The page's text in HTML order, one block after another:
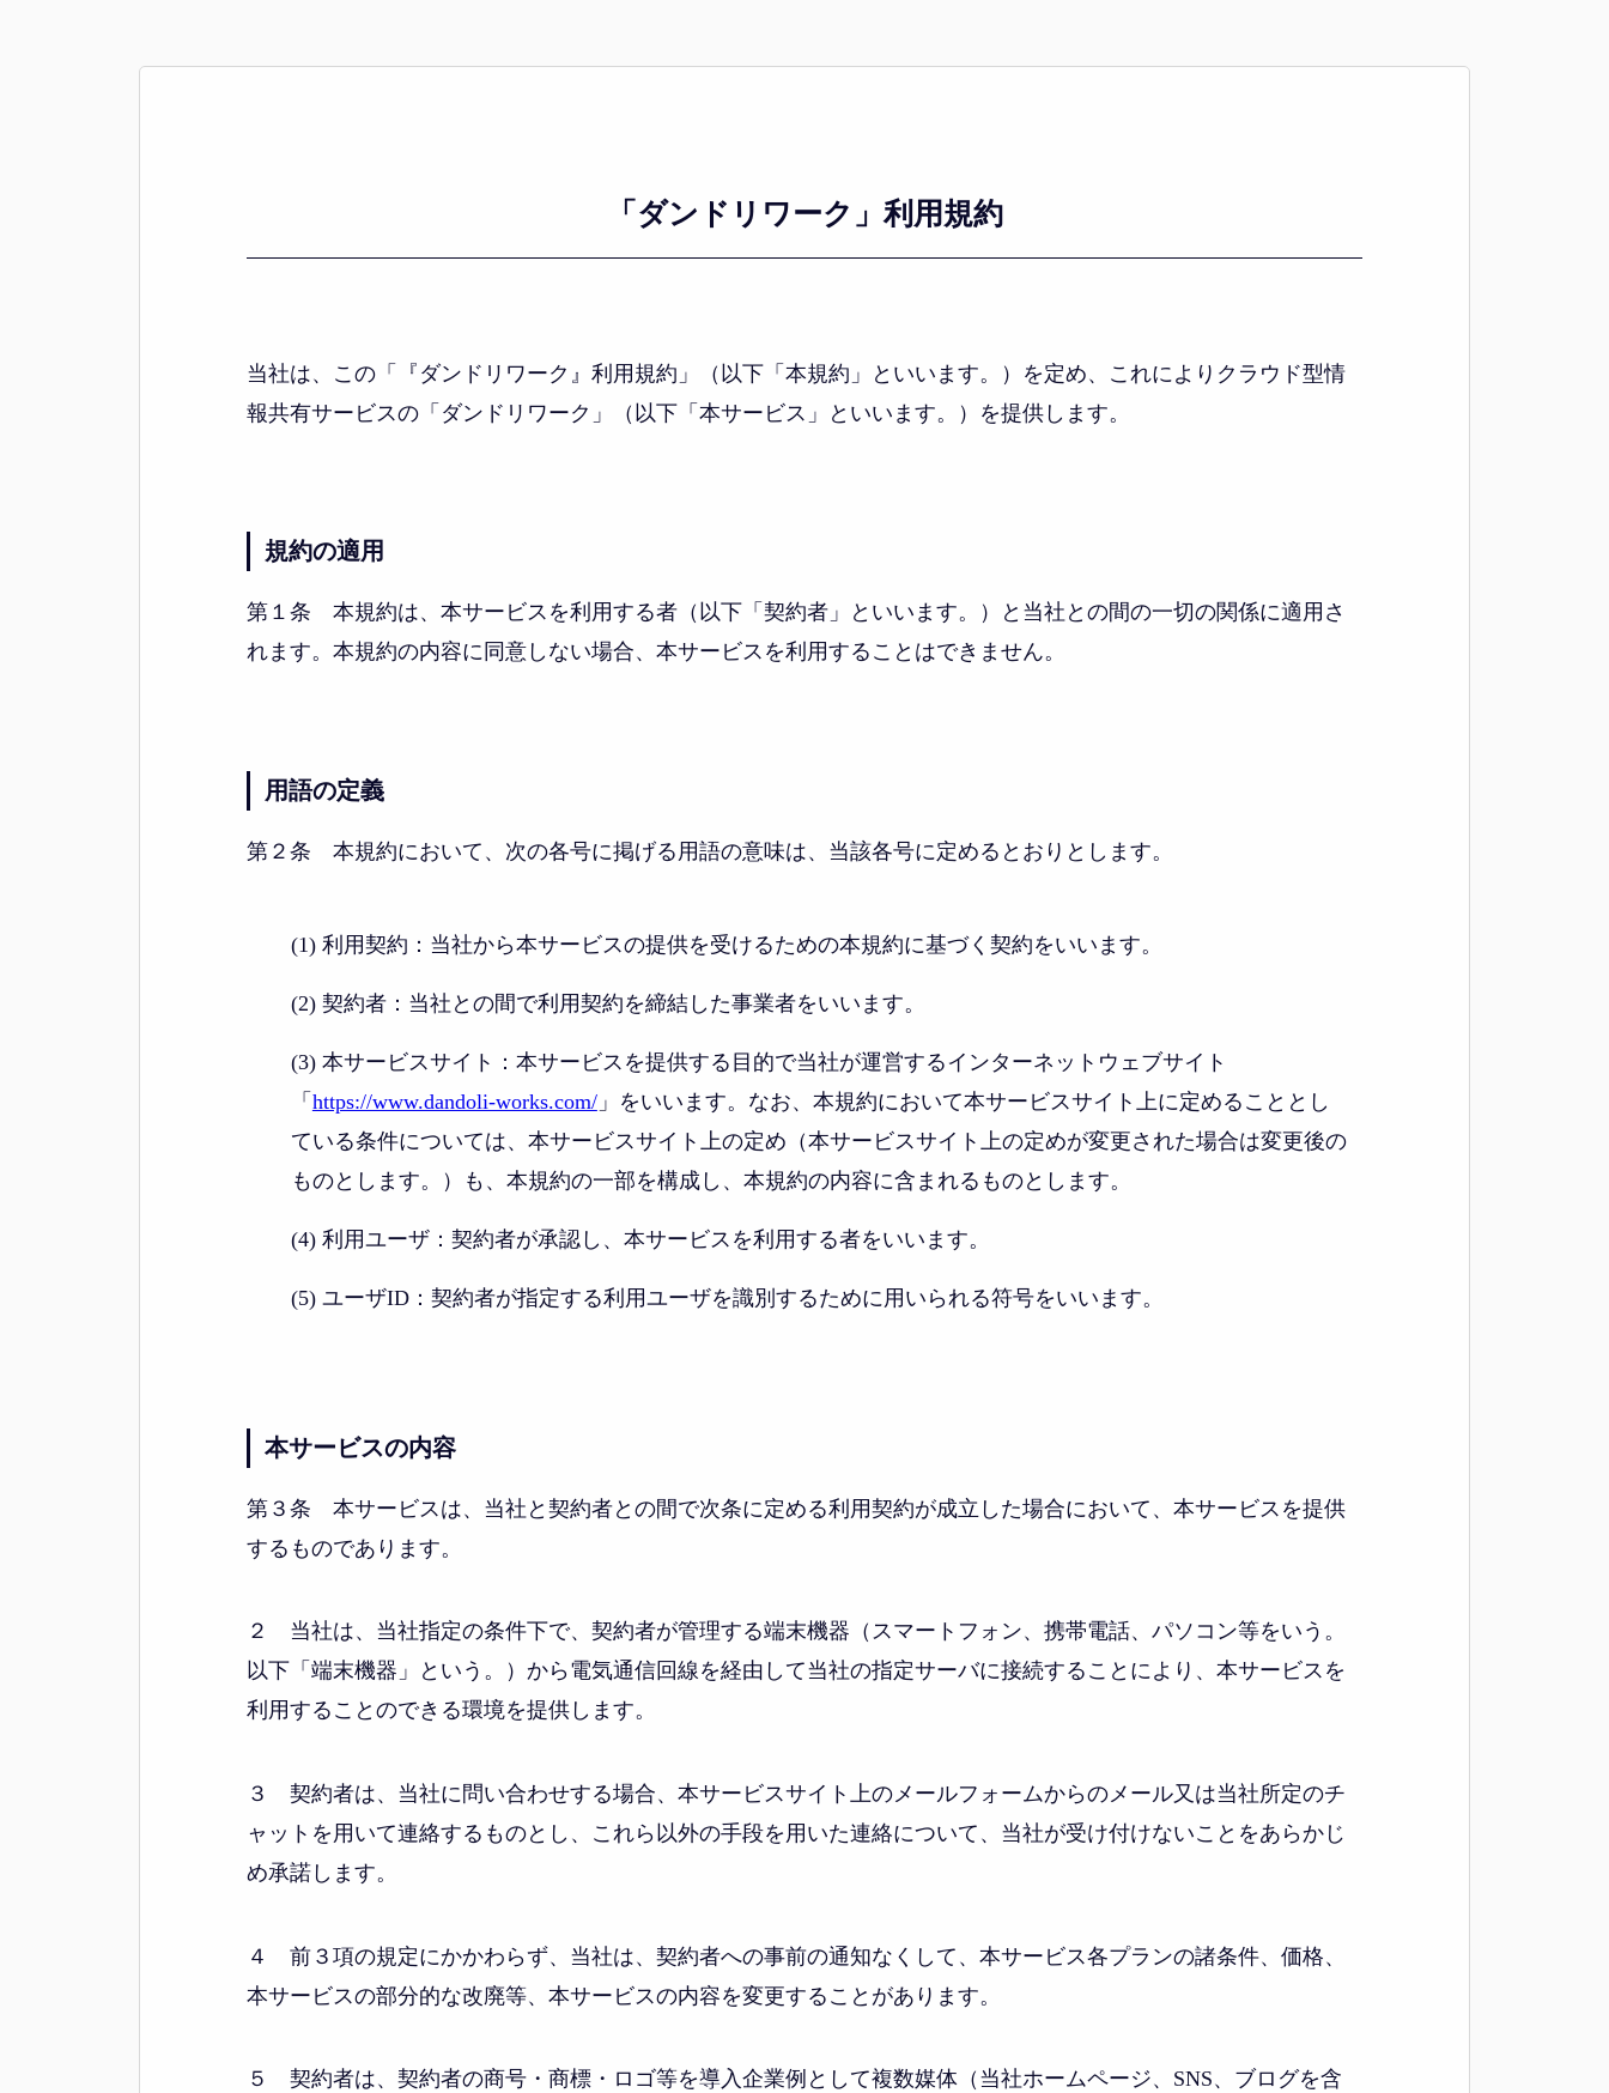
「ダンドリワーク」利用規約
当社は、この「『ダンドリワーク』利用規約」（以下「本規約」といいます。）を定め、これによりクラウド型情
報共有サービスの「ダンドリワーク」（以下「本サービス」といいます。）を提供します。
規約の適用
第１条 本規約は、本サービスを利用する者（以下「契約者」といいます。）と当社との間の一切の関係に適用さ
れます。本規約の内容に同意しない場合、本サービスを利用することはできません。
用語の定義
第２条 本規約において、次の各号に掲げる用語の意味は、当該各号に定めるとおりとします。
(1) 利用契約：当社から本サービスの提供を受けるための本規約に基づく契約をいいます。
(2) 契約者：当社との間で利用契約を締結した事業者をいいます。
(3) 本サービスサイト：本サービスを提供する目的で当社が運営するインターネットウェブサイト
「 https://www.dandoli-works.com/」をいいます。なお、本規約において本サービスサイト上に定めることとし
ている条件については、本サービスサイト上の定め（本サービスサイト上の定めが変更された場合は変更後の
ものとします。）も、本規約の一部を構成し、本規約の内容に含まれるものとします。
(4) 利用ユーザ：契約者が承認し、本サービスを利用する者をいいます。
(5) ユーザID：契約者が指定する利用ユーザを識別するために用いられる符号をいいます。
本サービスの内容
第３条 本サービスは、当社と契約者との間で次条に定める利用契約が成立した場合において、本サービスを提供
するものであります。
２ 当社は、当社指定の条件下で、契約者が管理する端末機器（スマートフォン、携帯電話、パソコン等をいう。
以下「端末機器」という。）から電気通信回線を経由して当社の指定サーバに接続することにより、本サービスを
利用することのできる環境を提供します。
３ 契約者は、当社に問い合わせする場合、本サービスサイト上のメールフォームからのメール又は当社所定のチ
ャットを用いて連絡するものとし、これら以外の手段を用いた連絡について、当社が受け付けないことをあらかじ
め承諾します。
４ 前３項の規定にかかわらず、当社は、契約者への事前の通知なくして、本サービス各プランの諸条件、価格、
本サービスの部分的な改廃等、本サービスの内容を変更することがあります。
５ 契約者は、契約者の商号・商標・ロゴ等を導入企業例として複数媒体（当社ホームページ、SNS、ブログを含